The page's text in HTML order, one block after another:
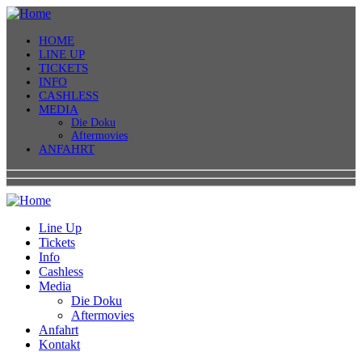
HOME
LINE UP
TICKETS
INFO
CASHLESS
MEDIA
Die Doku
Aftermovies
ANFAHRT
Line Up
Tickets
Info
Cashless
Media
Die Doku
Aftermovies
Anfahrt
Kontakt